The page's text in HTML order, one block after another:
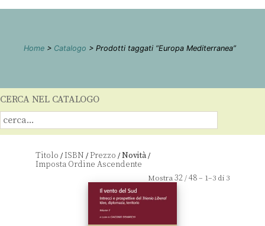
Home > Catalogo > Prodotti taggati “Europa Mediterranea”
CERCA NEL CATALOGO
Titolo /ISBN /Prezzo /Novità/
Mostra32/48– 1–3 di 3